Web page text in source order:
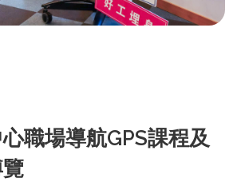
職場導航GPS課程及